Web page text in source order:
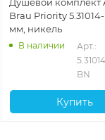
Душевой комплект
Brau Priority
мм, никель
В наличии
Арт.:
BN
Купить